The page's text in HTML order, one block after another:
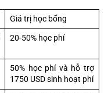
Giá trị học bổng
20-50% học phí
50% học phí và hỗ trợ
1750 USD sinh hoạt phí